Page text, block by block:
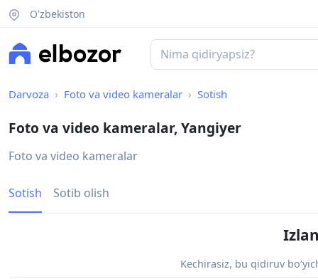
O'zbekiston
Darvoza Foto va video kameralar Sotish
Foto va video kameralar, Yangiyer
Foto va video kameralar
Sotish Sotib olish
Kechirasiz, bu qidiruv